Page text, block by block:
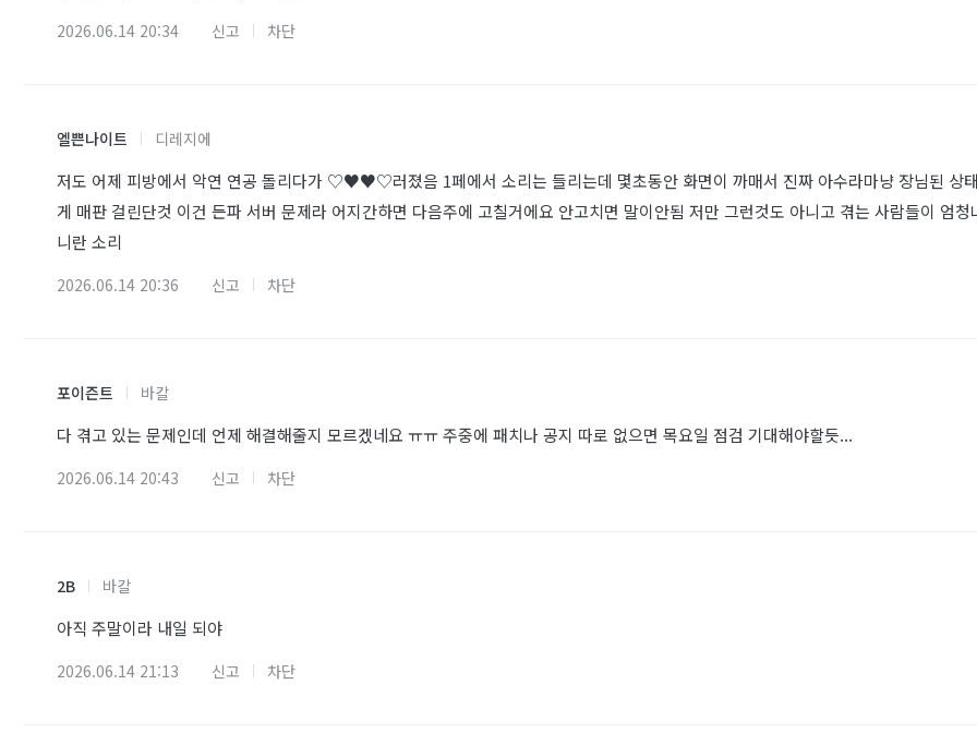
2026.06.14 20:34 신고 차단
엘쁜나이트 디레지에
저도 어제 피방에서 악연 연공 돌리다가 ♡♥♥♡러졌음 1페에서 소리는 들리는데 몇초동안 화면이 까매서 진짜 아수라마냥 장님된 상
게 매판 걸린단것 이건 든파 서버 문제라 어지간하면 다음주에 고칠거에요 안고치면 말이안됨 저만 그런것도 아니고 겪는 사람들이 엄
니란 소리
2026.06.14 20:36 신고 차단
포이즌트 바칼
다 겪고 있는 문제인데 언제 해결해줄지 모르겠네요 ㅠㅠ 주중에 패치나 공지 따로 없으면 목요일 점검 기대해야할듯...
2026.06.14 20:43 신고 차단
2B 바칼
아직 주말이라 내일 되야
2026.06.14 21:13 신고 차단